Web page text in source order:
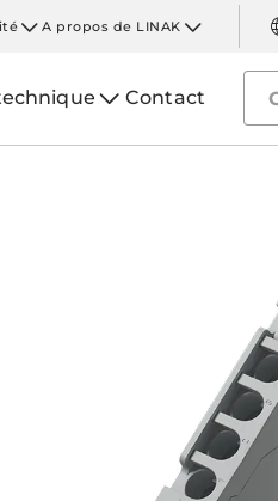
A propos de LINAK
Contact